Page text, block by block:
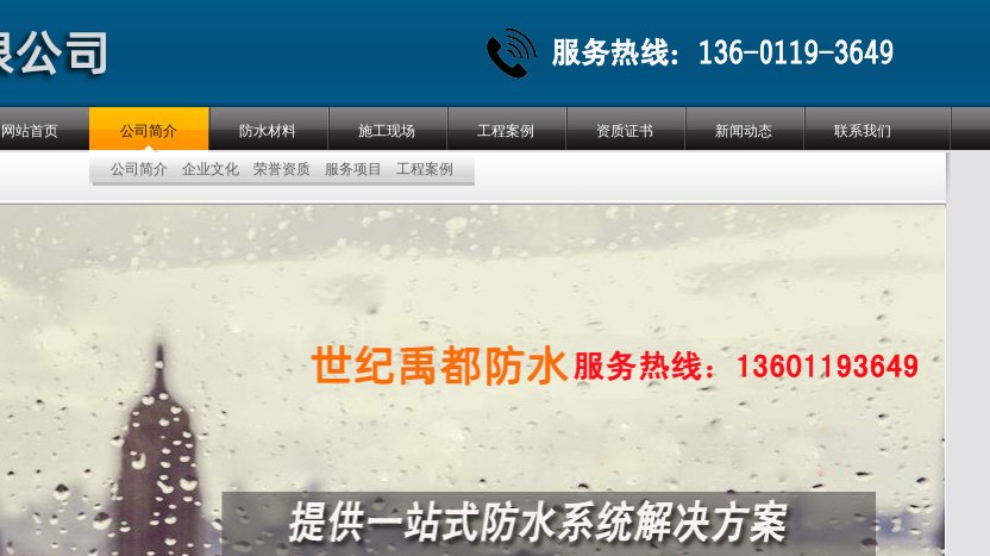
网站首页 公司简介 防水材料 施工现场 工程案例 资质证书 新闻动态 联系我们
公司简介 企业文化 荣誉资质 服务项目 工程案例